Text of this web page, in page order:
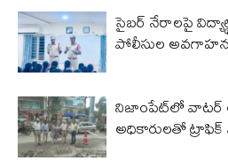
సైబర్ నేరాలపై
పోలీసుల
నిజాంపేట్‌లో వాటర్
అధికారులతో